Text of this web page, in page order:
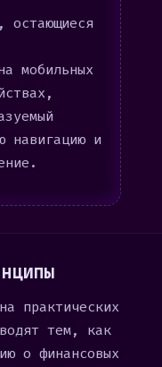
остающиеся
мобильных
навигацию и
практических
тем, как
о финансовых